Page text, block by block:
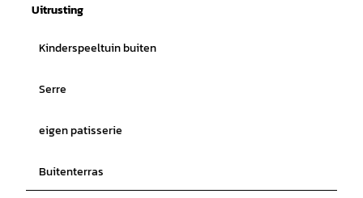
Uitrusting
Kinderspeeltuin buiten
Serre
eigen patisserie
Buitenterras